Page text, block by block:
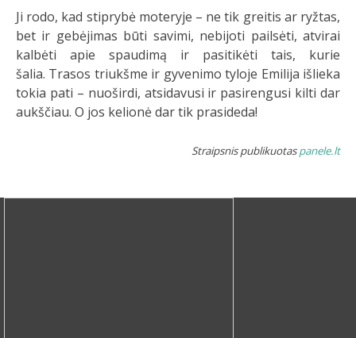
Ji rodo, kad stiprybė moteryje – ne tik greitis ar ryžtas,
bet ir gebėjimas būti savimi, nebijoti pailsėti, atvirai
kalbėti apie spaudimą ir pasitikėti tais, kurie
šalia. Trasos triukšme ir gyvenimo tyloje Emilija išlieka
tokia pati – nuoširdi, atsidavusi ir pasirengusi kilti dar
aukščiau. O jos kelionė dar tik prasideda!
Straipsnis publikuotaspanele.lt